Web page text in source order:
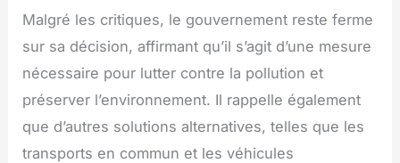
Malgré les critiques, le gouvernement reste ferme
sur sa décision, affirmant qu’il s’agit d’une mesure
nécessaire pour lutter contre la pollution et
préserver l’environnement. Il rappelle également
que d’autres solutions alternatives, telles que les
transports en commun et les véhicules